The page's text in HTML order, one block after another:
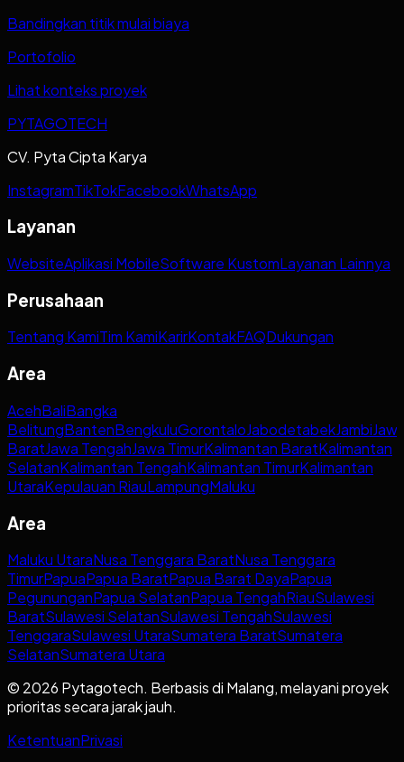
Bandingkan titik mulai biaya
Portofolio
Lihat konteks proyek
PYTAGOTECH
CV. Pyta Cipta Karya
InstagramTikTokFacebookWhatsApp
Layanan
WebsiteAplikasi MobileSoftware KustomLayanan Lainnya
Perusahaan
Tentang KamiTim KamiKarirKontakFAQDukungan
Area
AcehBaliBangka
BelitungBantenBengkuluGorontaloJabodetabekJambi
BaratJawa TengahJawa TimurKalimantan BaratKalimantan
SelatanKalimantan TengahKalimantan TimurKalimantan
UtaraKepulauan RiauLampungMaluku
Area
Maluku UtaraNusa Tenggara BaratNusa Tenggara
TimurPapuaPapua BaratPapua Barat DayaPapua
PegununganPapua SelatanPapua TengahRiauSulawesi
BaratSulawesi SelatanSulawesi TengahSulawesi
TenggaraSulawesi UtaraSumatera BaratSumatera
SelatanSumatera Utara
© 2026 Pytagotech. Berbasis di Malang, melayani proyek
prioritas secara jarak jauh.
KetentuanPrivasi